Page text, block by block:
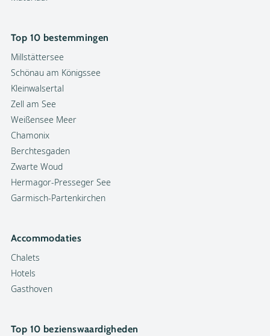
Top 10 bestemmingen
Millstättersee
Schönau am Königssee
Kleinwalsertal
Zell am See
Weißensee Meer
Chamonix
Berchtesgaden
Zwarte Woud
Hermagor-Presseger See
Garmisch-Partenkirchen
Accommodaties
Chalets
Hotels
Gasthoven
Top 10 bezienswaardigheden